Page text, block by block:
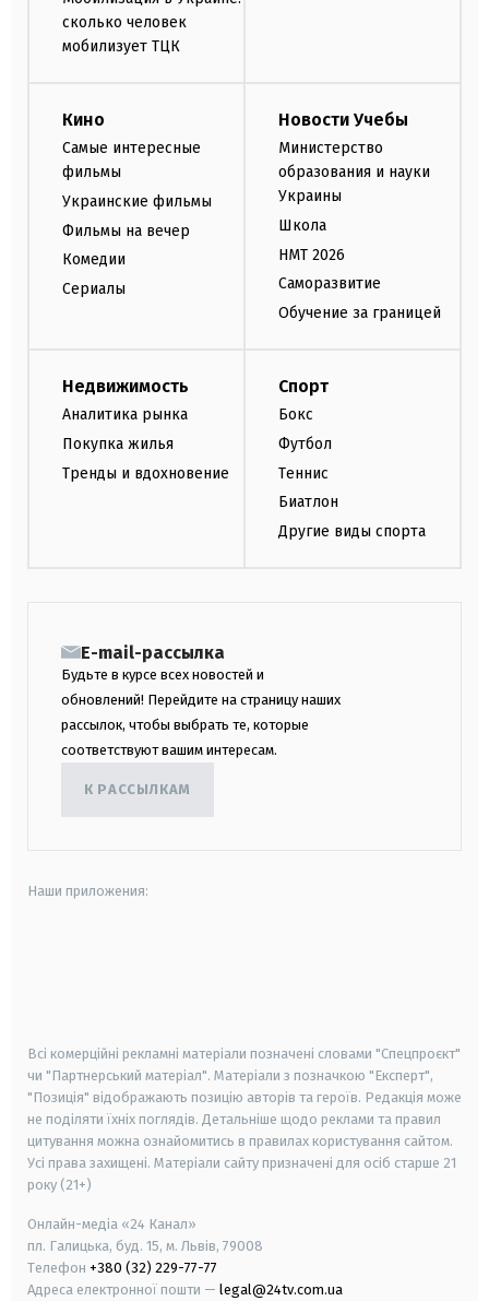
сколько человек
мобилизует ТЦК
Кино
Самые интересные
фильмы
Украинские фильмы
Фильмы на вечер
Комедии
Сериалы
Новости Учебы
Министерство
образования и науки
Украины
Школа
НМТ 2026
Саморазвитие
Обучение за границей
Недвижимость
Аналитика рынка
Покупка жилья
Тренды и вдохновение
Спорт
Бокс
Футбол
Теннис
Биатлон
Другие виды спорта
E-mail-рассылка
Будьте в курсе всех новостей и
обновлений! Перейдите на страницу наших
рассылок, чтобы выбрать те, которые
соответствуют вашим интересам.
К РАССЫЛКАМ
Наши приложения:
Всі комерційні рекламні матеріали позначені словами "Спецпроєкт"
чи "Партнерський матеріал". Матеріали з позначкою "Експерт",
"Позиція" відображають позицію авторів та героїв. Редакція може
не поділяти їхніх поглядів. Детальніше щодо реклами та правил
цитування можна ознайомитись в правилах користування сайтом.
Усі права захищені. Матеріали сайту призначені для осіб старше 21
року (21+)
Онлайн-медіа «24 Канал»
пл. Галицька, буд. 15, м. Львів, 79008
Телефон +380 (32) 229-77-77
Адреса електронної пошти — legal@24tv.com.ua